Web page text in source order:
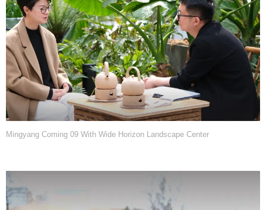
Mingyang Coming 09 With Wide Horizon Landscape Center